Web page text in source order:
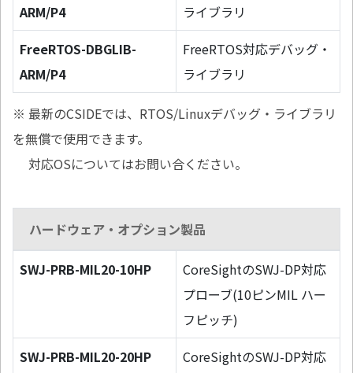
ARM/P4
ライブラリ
FreeRTOS-DBGLIB-
ARM/P4
FreeRTOS対応デバッグ・
ライブラリ
※ 最新のCSIDEでは、RTOS/Linuxデバッグ・ライブラリ
を無償で使用できます。
対応OSについてはお問い合ください。
ハードウェア・オプション製品
SWJ-PRB-MIL20-10HP
CoreSightのSWJ-DP対応
プローブ(10ピンMIL ハー
フピッチ)
SWJ-PRB-MIL20-20HP
CoreSightのSWJ-DP対応